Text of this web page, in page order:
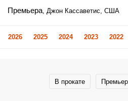
Премьера, Джон Кассаветис, США
2026 2025 2024 2023 2022
В прокате